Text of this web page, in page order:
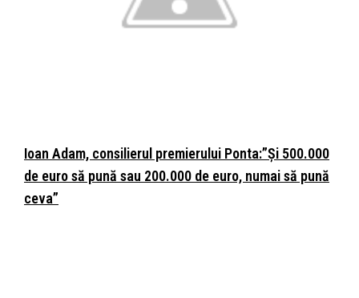
Ioan Adam, consilierul premierului Ponta:”Și 500.000
de euro să pună sau 200.000 de euro, numai să pună
ceva”